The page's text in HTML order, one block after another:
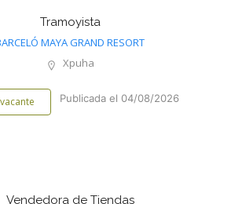
Tramoyista
MAYA GRAND RESORT
Xpuha
Publicada el 04/08/2026
Vendedora de Tiendas